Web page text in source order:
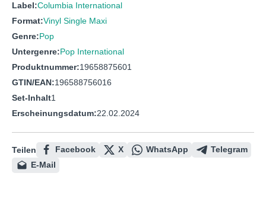
Label:Columbia International
Format:Vinyl Single Maxi
Genre:Pop
Untergenre:Pop International
Produktnummer:19658875601
GTIN/EAN:196588756016
Set-Inhalt1
Erscheinungsdatum:22.02.2024
Teilen Facebook X WhatsApp
Telegram
E-Mail